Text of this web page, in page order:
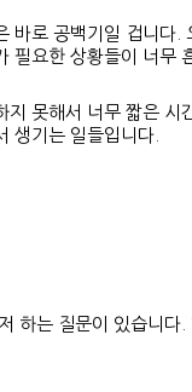
바로 공백기일 겁니다
필요한 상황들이 너무
지 못해서 너무 짧은
생기는 일들입니다.
하는 질문이 있습니